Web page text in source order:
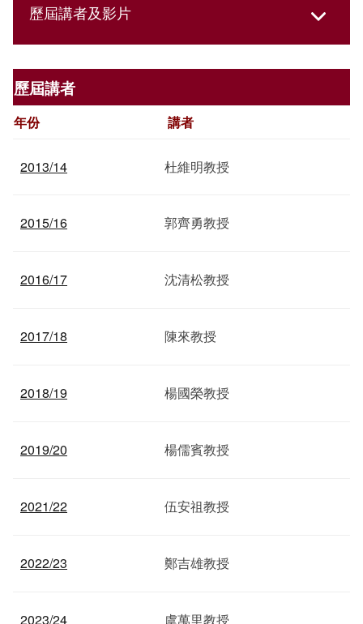
歷屆講者及影片
歷屆講者
年份 講者
2013/14 杜維明教授
2015/16 郭齊勇教授
2016/17 沈清松教授
2017/18 陳來教授
2018/19 楊國榮教授
2019/20 楊儒賓教授
2021/22 伍安祖教授
2022/23 鄭吉雄教授
2023/24 虞萬里教授